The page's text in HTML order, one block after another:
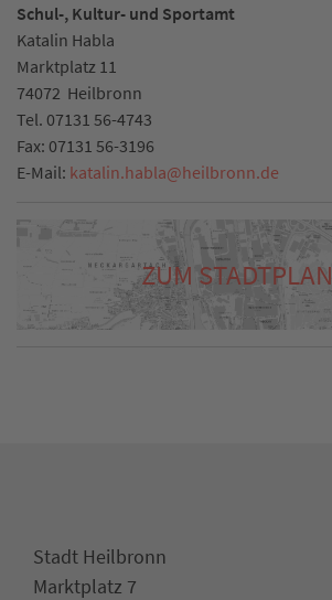
Schul-, Kultur- und Sportamt
Katalin Habla
Marktplatz 11
74072 Heilbronn
Tel. 07131 56-4743
Fax: 07131 56-3196
E-Mail: katalin.habla@heilbronn.de
ZUM STADTPLAN
Stadt Heilbronn
Marktplatz 7